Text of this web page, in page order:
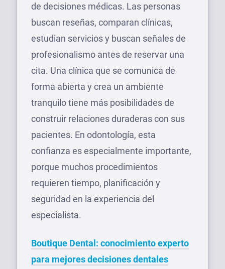
de decisiones médicas. Las personas
buscan reseñas, comparan clínicas,
estudian servicios y buscan señales de
profesionalismo antes de reservar una
cita. Una clínica que se comunica de
forma abierta y crea un ambiente
tranquilo tiene más posibilidades de
construir relaciones duraderas con sus
pacientes. En odontología, esta
confianza es especialmente importante,
porque muchos procedimientos
requieren tiempo, planificación y
seguridad en la experiencia del
especialista.
Boutique Dental: conocimiento experto
para mejores decisiones dentales